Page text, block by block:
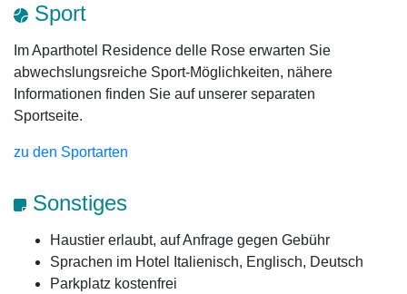
Sport
Im Aparthotel Residence delle Rose erwarten Sie
abwechslungsreiche Sport-Möglichkeiten, nähere
Informationen finden Sie auf unserer separaten
Sportseite.
zu den Sportarten
Sonstiges
Haustier erlaubt, auf Anfrage gegen Gebühr
Sprachen im Hotel Italienisch, Englisch, Deutsch
Parkplatz kostenfrei